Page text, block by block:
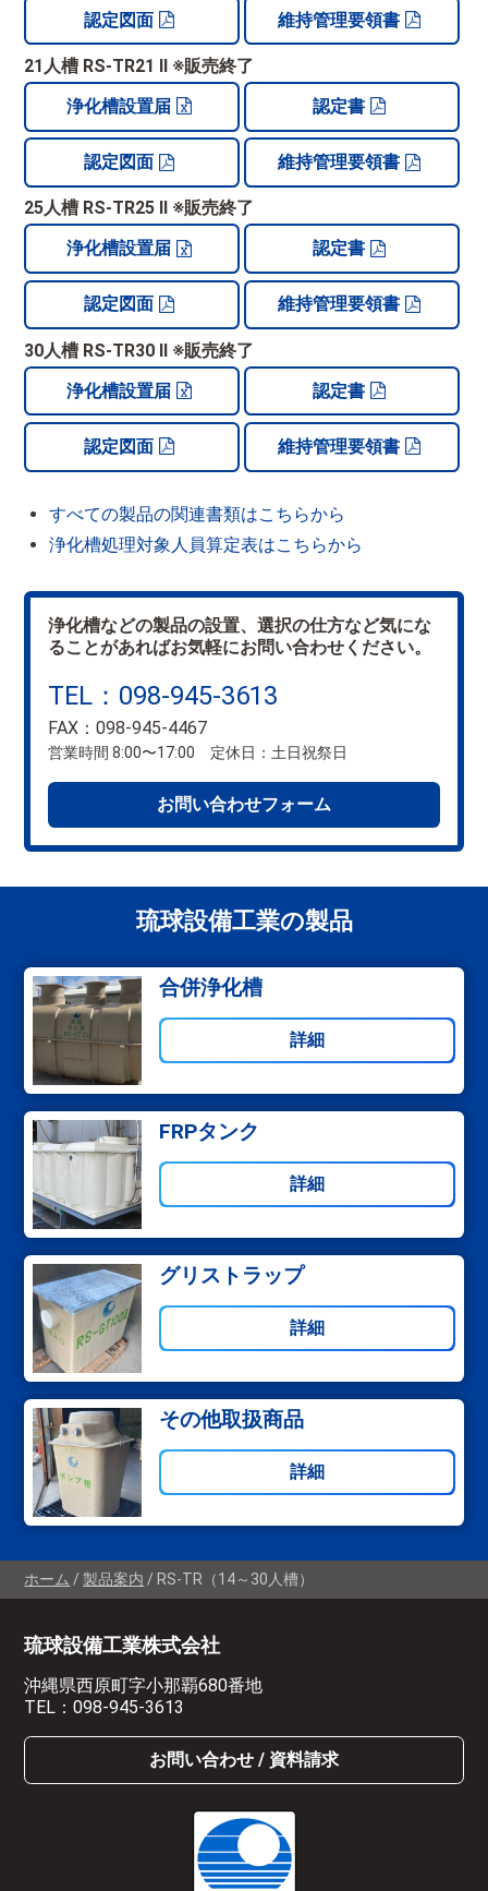
認定図面 維持管理要領書
21人槽 RS-TR21 Ⅱ ※販売終了
浄化槽設置届
認定書
認定図面 維持管理要領書
25人槽 RS-TR25 Ⅱ ※販売終了
浄化槽設置届
認定書
認定図面 維持管理要領書
30人槽 RS-TR30 Ⅱ ※販売終了
浄化槽設置届
認定書
認定図面 維持管理要領書
すべての製品の関連書類はこちらから
浄化槽処理対象人員算定表はこちらから
浄化槽などの製品の設置、選択の仕方など気にな
ることがあればお気軽にお問い合わせください。
TEL：098-945-3613
FAX：098-945-4467
営業時間 8:00〜17:00 定休日：土日祝祭日
お問い合わせフォーム
琉球設備工業の製品
合併浄化槽
詳細
FRPタンク
詳細
グリストラップ
詳細
その他取扱商品
詳細
ホーム 製品案内 RS-TR（14～30人槽）
琉球設備工業株式会社
沖縄県西原町字小那覇680番地
TEL：098-945-3613
お問い合わせ / 資料請求